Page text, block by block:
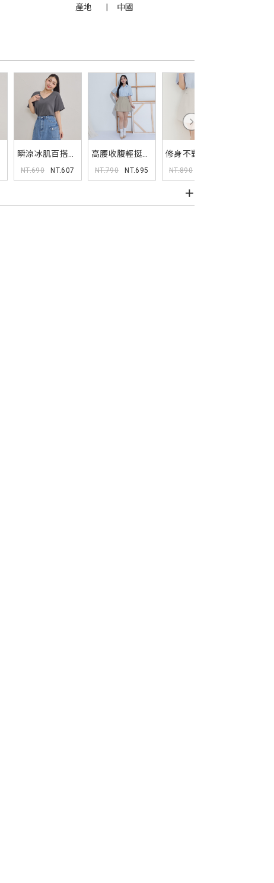
產地 中國
瞬涼冰肌百搭雲
朵棉V領TEE
NT.690 NT.607
高腰收腹輕挺西
裝百摺短裙
MISS
NT.790 NT.695
修身不對稱百褶
短裙 MISS
NT.890